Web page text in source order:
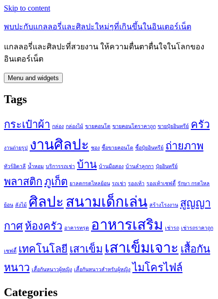
Skip to content
พบปะกับแกลลอรี่และศิลปะใหม่ๆที่เกินขึ้นในอินเตอร์เน็ต
แกลลอรี่และศิลปะที่สวยงาน ให้ความตื่นตาตื่นใจในโลกของ
อินเตอร์เน็ต
Menu and widgets
Tags
กระเป๋าผ้า กล่อง กล่องไม้ ขายคอนโด ขายคอนโดราคาถูก ขายปุ๋ยอินทรีย์ ครัว
งานถ่ายรูป งานศิลปะ ซอง ซื้อขายคอนโด ซื้อปุ๋ยอินทรีย์ ถ่ายภาพ
ทัวร์อิตาลี น้ำหอม บริการรถเช่า บ้าน บ้านมือสอง บ้านลำลูกกา ปุ๋ยอินทรีย์
พลาสติก ภูเก็ต ยาลดกรดไหลย้อน รถเช่า รองเท้า รองเท้าเซฟตี้ รักษา กรดไหล
ย้อน ลังไม้ ศิลปะ สนามเด็กเล่น สร้างโรงงาน สูญญา
กาศ ห้องครัว อาคารทรุด อาหารเสริม เช่ารถ เช่ารถราคาถูก
เซฟตี้ เทคโนโลยี เสาเข็ม เสาเข็มเจาะ เสื้อกัน
หนาว เสื้อกันหนาวผู้หญิง เสื้อกันหนาวสำหรับผู้หญิง ไมโครไฟล์
Categories